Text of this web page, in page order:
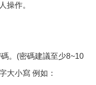
操作。
。(密碼建議至少8~10
大小寫 例如：